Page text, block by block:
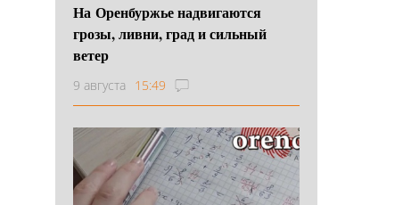
На Оренбуржье надвигаются
грозы, ливни, град и сильный
ветер
9 августа 15:49